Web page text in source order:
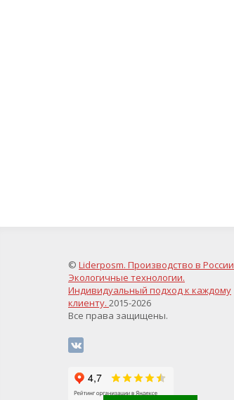
© Liderposm. Производство в
Экологичные технологии.
Индивидуальный подход к каждому
клиенту. 2015-2026
Все права защищены.